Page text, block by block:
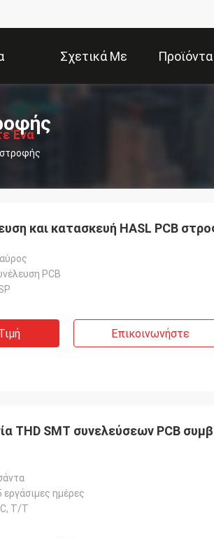
Σχετικά Με Προϊόντα
Ένα
και κατασκευή HASL PCB
PCB
Επικοινωνήστε
THD SMT συνελεύσεων PCB
εργάσιμες ημέρες
C, T/T